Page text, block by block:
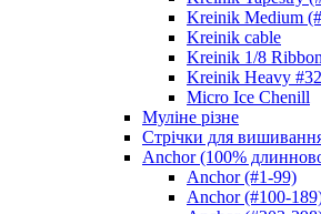
Kreinik Medium
Kreinik cable
Kreinik 1/8 Ribbon
Kreinik Heavy
Micro Ice Chenill
Муліне різне
Стрічки для
Anchor (100%
Anchor (#1-99)
Anchor (#100-